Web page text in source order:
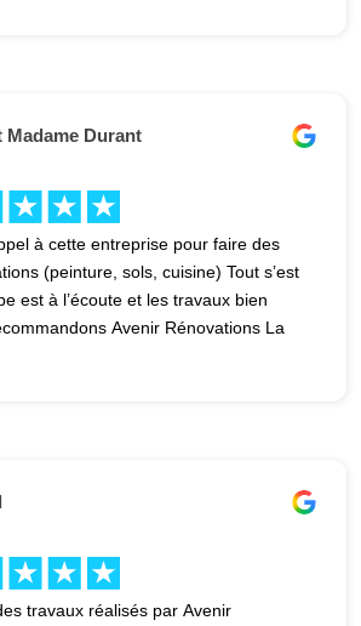
Durant
à cette entreprise pour faire des
(peinture, sols, cuisine) Tout s’est
est à l’écoute et les travaux bien
Avenir Rénovations La
travaux réalisés par Avenir